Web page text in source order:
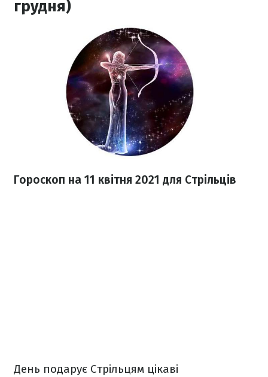
грудня)
Гороскоп на 11 квітня 2021 для Стрільців
День подарує Стрільцям цікаві